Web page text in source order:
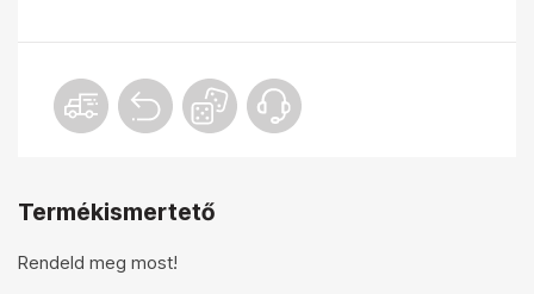
Termékismertető
Rendeld meg most!